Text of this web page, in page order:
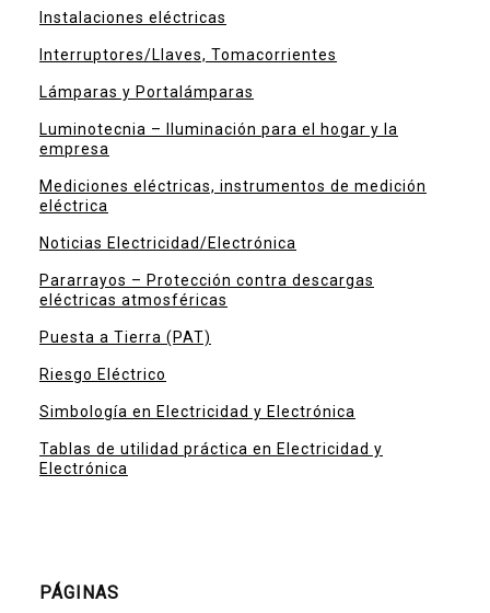
Instalaciones eléctricas
Interruptores/Llaves, Tomacorrientes
Lámparas y Portalámparas
Luminotecnia – Iluminación para el hogar y la
empresa
Mediciones eléctricas, instrumentos de medición
eléctrica
Noticias Electricidad/Electrónica
Pararrayos – Protección contra descargas
eléctricas atmosféricas
Puesta a Tierra (PAT)
Riesgo Eléctrico
Simbología en Electricidad y Electrónica
Tablas de utilidad práctica en Electricidad y
Electrónica
PÁGINAS